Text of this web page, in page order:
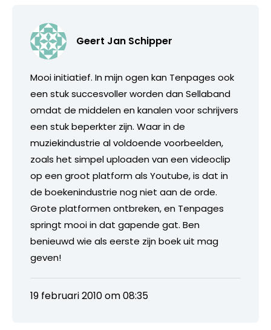
Geert Jan Schipper
Mooi initiatief. In mijn ogen kan Tenpages ook
een stuk succesvoller worden dan Sellaband
omdat de middelen en kanalen voor schrijvers
een stuk beperkter zijn. Waar in de
muziekindustrie al voldoende voorbeelden,
zoals het simpel uploaden van een videoclip
op een groot platform als Youtube, is dat in
de boekenindustrie nog niet aan de orde.
Grote platformen ontbreken, en Tenpages
springt mooi in dat gapende gat. Ben
benieuwd wie als eerste zijn boek uit mag
geven!
19 februari 2010 om 08:35